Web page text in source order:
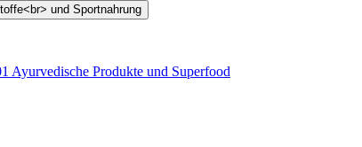
Ayurvedische Produkte und Superfood